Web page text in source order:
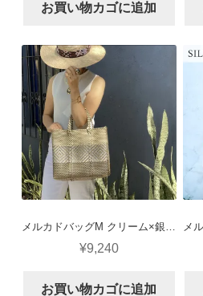
お買い物カゴに追加
メルカドバッグM クリーム×銀×黒（3段ダイヤ）
¥9,240
お買い物カゴに追加